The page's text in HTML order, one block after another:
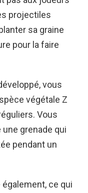
projectiles
sa graine
pour la faire
vous
végétale Z
Vous
grenade qui
pendant un
ce qui